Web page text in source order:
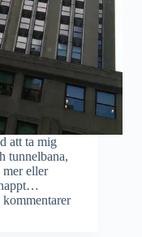
att ta mig
tunnelbana,
mer eller
kommentarer